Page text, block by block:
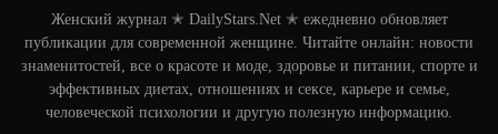
Женский журнал ✭ DailyStars.Net ✭ ежедневно обновляет
публикации для современной женщине. Читайте онлайн: новости
знаменитостей, все о красоте и моде, здоровье и питании, спорте и
эффективных диетах, отношениях и сексе, карьере и семье,
человеческой психологии и другую полезную информацию.